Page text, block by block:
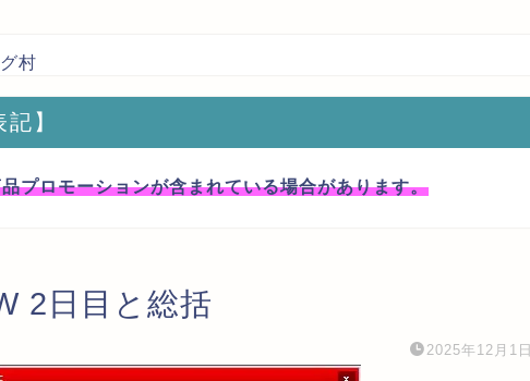
村
】
プロモーションが含まれている場合があります。
2日目と総括
2025年12月1日